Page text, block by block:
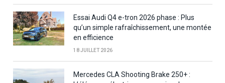
Essai Audi Q4 e-tron 2026 phase : Plus
qu’un simple rafraîchissement, une montée
en efficience
18 JUILLET 2026
Mercedes CLA Shooting Brake 250+ :